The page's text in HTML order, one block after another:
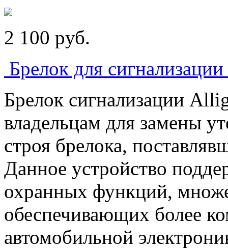
2 100 pуб.
Брелок для
Брелок сигнализации
владельцам для замены
строя брелока,
Данное устройство
охранных функций,
обеспечивающих более
автомобильной